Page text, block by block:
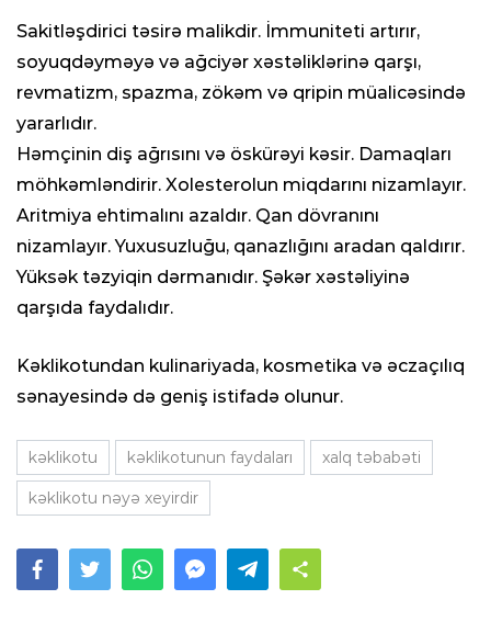
Sakitləşdirici təsirə malikdir. İmmuniteti artırır,
soyuqdəyməyə və ağciyər xəstəliklərinə qarşı,
revmatizm, spazma, zökəm və qripin müalicəsində
yararlıdır.
Həmçinin diş ağrısını və öskürəyi kəsir. Damaqları
möhkəmləndirir. Xolesterolun miqdarını nizamlayır.
Aritmiya ehtimalını azaldır. Qan dövranını
nizamlayır. Yuxusuzluğu, qanazlığını aradan qaldırır.
Yüksək təzyiqin dərmanıdır. Şəkər xəstəliyinə
qarşıda faydalıdır.
Kəklikotundan kulinariyada, kosmetika və əczaçılıq
sənayesində də geniş istifadə olunur.
kəklikotu kəklikotunun faydaları xalq təbabəti
kəklikotu nəyə xeyirdir